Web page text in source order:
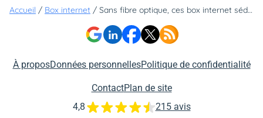
Accueil / Box internet / Sans fibre optique, ces box internet séduisent de plus en plus : quel est leur secret ?
À proposDonnées personnellesPolitique de confidentialité
ContactPlan de site
4,8
215 avis